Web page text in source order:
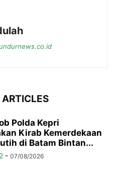
Polda Kepri
Kirab Kemerdekaan
di Batam Bintan...
- 07/08/2026